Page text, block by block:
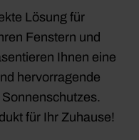
Lösung für
Fenstern und
Ihnen eine
hervorragende
für Ihr Zuhause!